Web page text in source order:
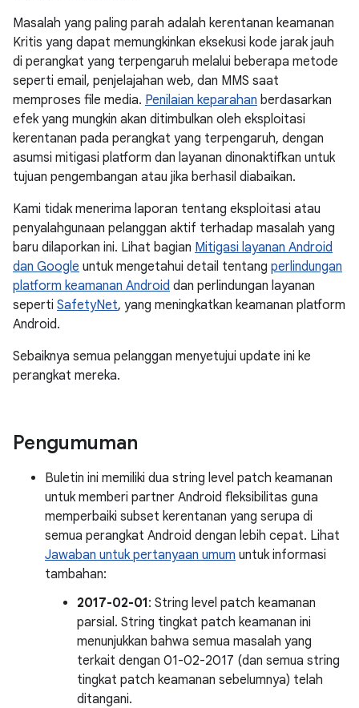
Masalah yang paling parah adalah kerentanan keamanan
Kritis yang dapat memungkinkan eksekusi kode jarak jauh
di perangkat yang terpengaruh melalui beberapa metode
seperti email, penjelajahan web, dan MMS saat
memproses file media. Penilaian keparahan berdasarkan
efek yang mungkin akan ditimbulkan oleh eksploitasi
kerentanan pada perangkat yang terpengaruh, dengan
asumsi mitigasi platform dan layanan dinonaktifkan untuk
tujuan pengembangan atau jika berhasil diabaikan.
Kami tidak menerima laporan tentang eksploitasi atau
penyalahgunaan pelanggan aktif terhadap masalah yang
baru dilaporkan ini. Lihat bagian Mitigasi layanan Android
dan Google untuk mengetahui detail tentang perlindungan
platform keamanan Android dan perlindungan layanan
seperti SafetyNet, yang meningkatkan keamanan platform
Android.
Sebaiknya semua pelanggan menyetujui update ini ke
perangkat mereka.
Pengumuman
Buletin ini memiliki dua string level patch keamanan
untuk memberi partner Android fleksibilitas guna
memperbaiki subset kerentanan yang serupa di
semua perangkat Android dengan lebih cepat. Lihat
Jawaban untuk pertanyaan umum untuk informasi
tambahan:
2017-02-01: String level patch keamanan
parsial. String tingkat patch keamanan ini
menunjukkan bahwa semua masalah yang
terkait dengan 01-02-2017 (dan semua string
tingkat patch keamanan sebelumnya) telah
ditangani.